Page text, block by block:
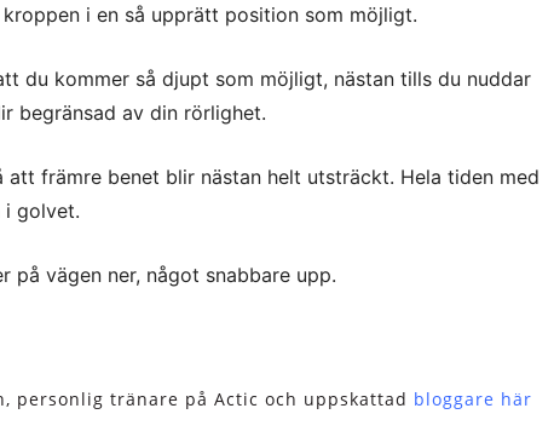
i en så upprätt position som möjligt.
du kommer så djupt som möjligt, nästan tills du nuddar
begränsad av din rörlighet.
att främre benet blir nästan helt utsträckt. Hela tiden med
i golvet.
på vägen ner, något snabbare upp.
personlig tränare på Actic och uppskattad bloggare här